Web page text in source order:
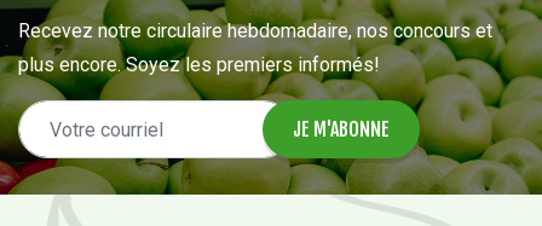
Recevez notre circulaire hebdomadaire, nos concours et
plus encore. Soyez les premiers informés!